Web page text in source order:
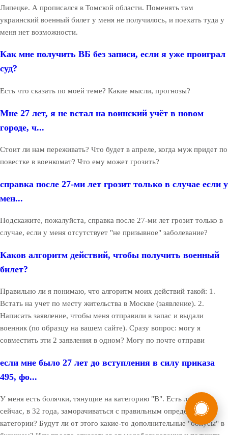
Липецке. А прописался в Томской области. Поменять там
украинский военный билет у меня не получилось, и поехать туда у
меня нет возможности.
Как мне получить ВБ без записи, если я уже проиграл
суд?
Есть что сказать по моей теме? Какие мысли, прогнозы?
Мне 27 лет, я не встал на воинский учёт в новом
городе, ч...
Стоит ли нам переживать? Что будет в апреле, когда муж придет по
повестке в военкомат? Что ему может грозить?
справка после 27-ми лет грозит только в случае если у
мен...
Подскажите, пожалуйста, справка после 27-ми лет грозит только в
случае, если у меня отсутствует "не призывное" заболевание?
Каков алгоритм действий, чтобы получить военный
билет?
Правильно ли я понимаю, что алгоритм моих действий такой: 1.
Встать на учет по месту жительства в Москве (заявление). 2.
Написать заявление, чтобы меня отправили в запас и выдали
военник (по образцу на вашем сайте). Сразу вопрос: могу я
совместить эти 2 заявления в одном? Могу по почте отправи
если мне было 27 лет до вступления в силу приказа
495, фо...
У меня есть болячки, тянущие на категорию "В". Есть ли смысл
сейчас, в 32 года, заморачиваться с правильным определением
категории? Будут ли от этого какие-то дополнительные "бонусы" в
Мы в России
Бесплатная
консультация